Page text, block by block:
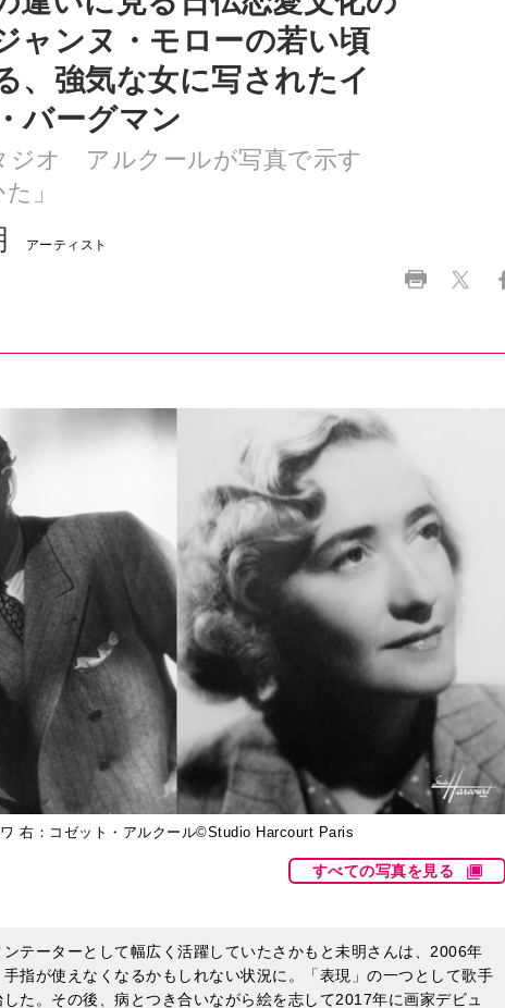
バーグマン
ジオ アルクールが写真で示す
」
アーティスト
ワ 右：コゼット・アルクール©️Studio Harcourt Paris
すべての写真を見る
手指が使えなくなるかもしれない状況に。「表現」の一つとして歌手
果たす。何度もフランスを訪れる中で出会ったあるスタジオとその
トレイトの撮影を決意。贅沢ではあるが唯一無二の体験を、ルポし